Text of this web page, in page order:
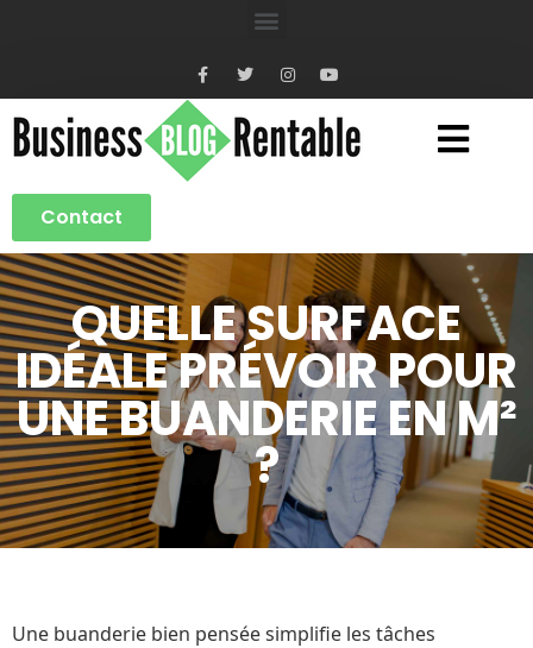
Contact
QUELLE SURFACE
IDÉALE PRÉVOIR POUR
UNE BUANDERIE EN M²
?
Une buanderie bien pensée simplifie les tâches